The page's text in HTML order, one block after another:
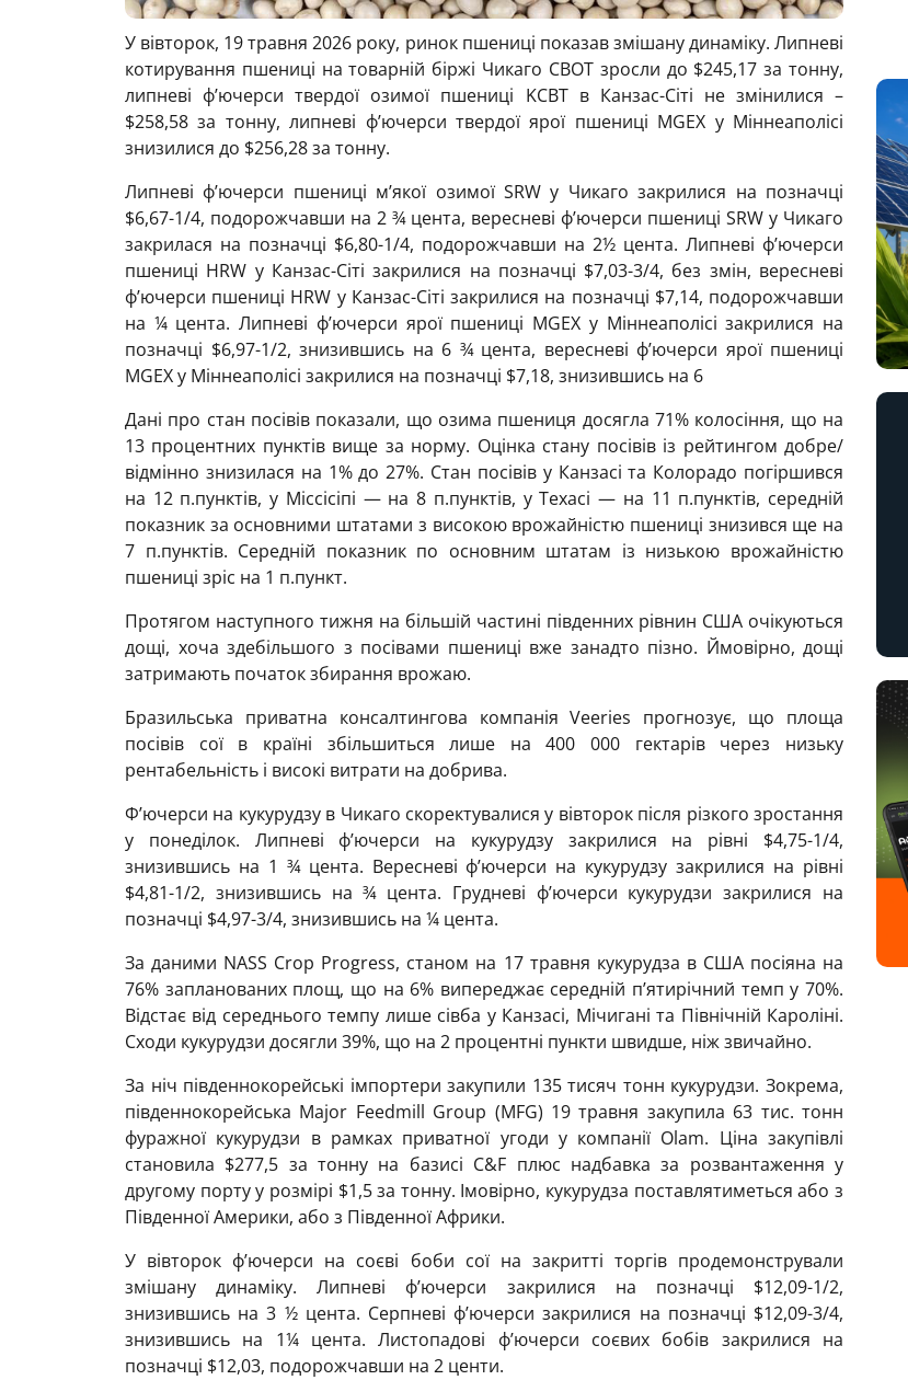
У вівторок, 19 травня 2026 року, ринок пшениці показав змішану динаміку. Липневі
котирування пшениці на товарній біржі Чикаго CBOT зросли до $245,17 за тонну,
липневі ф’ючерси твердої озимої пшениці KCBT в Канзас-Сіті не змінилися –
$258,58 за тонну, липневі ф’ючерси твердої ярої пшениці MGEХ у Міннеаполісі
знизилися до $256,28 за тонну.
Липневі ф’ючерси пшениці м’якої озимої SRW у Чикаго закрилися на позначці
$6,67-1/4, подорожчавши на 2 ¾ цента, вересневі ф’ючерси пшениці SRW у Чикаго
закрилася на позначці $6,80-1/4, подорожчавши на 2½ цента. Липневі ф’ючерси
пшениці HRW у Канзас-Сіті закрилися на позначці $7,03-3/4, без змін, вересневі
ф’ючерси пшениці HRW у Канзас-Сіті закрилися на позначці $7,14, подорожчавши
на ¼ цента. Липневі ф’ючерси ярої пшениці MGEХ у Міннеаполісі закрилися на
позначці $6,97-1/2, знизившись на 6 ¾ цента, вересневі ф’ючерси ярої пшениці
MGEХ у Міннеаполісі закрилися на позначці $7,18, знизившись на 6
Дані про стан посівів показали, що озима пшениця досягла 71% колосіння, що на
13 процентних пунктів вище за норму. Оцінка стану посівів із рейтингом добре/
відмінно знизилася на 1% до 27%. Стан посівів у Канзасі та Колорадо погіршився
на 12 п.пунктів, у Міссісіпі — на 8 п.пунктів, у Техасі — на 11 п.пунктів, середній
показник за основними штатами з високою врожайністю пшениці знизився ще на
7 п.пунктів. Середній показник по основним штатам із низькою врожайністю
пшениці зріс на 1 п.пункт.
Протягом наступного тижня на більшій частині південних рівнин США очікуються
дощі, хоча здебільшого з посівами пшениці вже занадто пізно. Ймовірно, дощі
затримають початок збирання врожаю.
Бразильська приватна консалтингова компанія Veeries прогнозує, що площа
посівів сої в країні збільшиться лише на 400 000 гектарів через низьку
рентабельність і високі витрати на добрива.
Ф’ючерси на кукурудзу в Чикаго скоректувалися у вівторок після різкого зростання
у понеділок. Липневі ф’ючерси на кукурудзу закрилися на рівні $4,75-1/4,
знизившись на 1 ¾ цента. Вересневі ф’ючерси на кукурудзу закрилися на рівні
$4,81-1/2, знизившись на ¾ цента. Грудневі ф’ючерси кукурудзи закрилися на
позначці $4,97-3/4, знизившись на ¼ цента.
За даними NASS Crop Progress, станом на 17 травня кукурудза в США посіяна на
76% запланованих площ, що на 6% випереджає середній п’ятирічний темп у 70%.
Відстає від середнього темпу лише сівба у Канзасі, Мічигані та Північній Кароліні.
Сходи кукурудзи досягли 39%, що на 2 процентні пункти швидше, ніж звичайно.
За ніч південнокорейські імпортери закупили 135 тисяч тонн кукурудзи. Зокрема,
південнокорейська Major Feedmill Group (MFG) 19 травня закупила 63 тис. тонн
фуражної кукурудзи в рамках приватної угоди у компанії Olam. Ціна закупівлі
становила $277,5 за тонну на базисі C&F плюс надбавка за розвантаження у
другому порту у розмірі $1,5 за тонну. Імовірно, кукурудза поставлятиметься або з
Південної Америки, або з Південної Африки.
У вівторок ф’ючерси на соєві боби сої на закритті торгів продемонстрували
змішану динаміку. Липневі ф’ючерси закрилися на позначці $12,09-1/2,
знизившись на 3 ½ цента. Серпневі ф’ючерси закрилися на позначці $12,09-3/4,
знизившись на 1¼ цента. Листопадові ф’ючерси соєвих бобів закрилися на
позначці $12,03, подорожчавши на 2 центи.